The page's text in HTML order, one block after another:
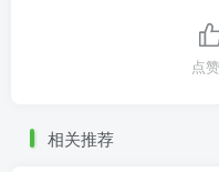
点赞
相关推荐